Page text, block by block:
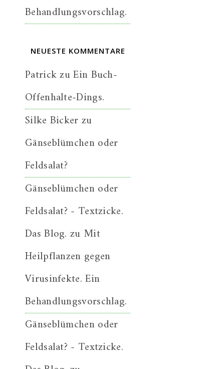
Behandlungsvorschlag.
NEUESTE KOMMENTARE
PatrickzuEin Buch-
Offenhalte-Dings.
Silke Bickerzu
Gänseblümchen oder
Feldsalat?
Gänseblümchen oder
Feldsalat? - Textzicke.
Das Blog. zu Mit
Heilpflanzen gegen
Virusinfekte. Ein
Behandlungsvorschlag.
Gänseblümchen oder
Feldsalat? - Textzicke.